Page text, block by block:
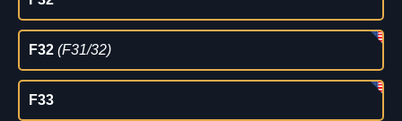
F32 (F31/32)
F33